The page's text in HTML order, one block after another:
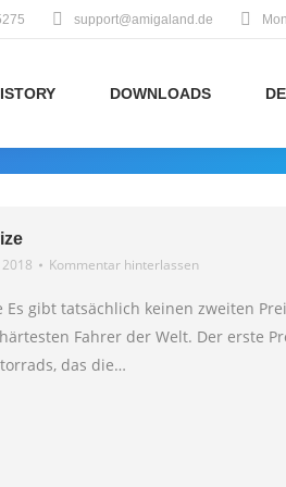
support@amigaland.de
DOWNLOADS
2018 Kommentar hinterlassen
Es gibt tatsächlich keinen zweiten
Fahrer der Welt. Der erste
das die…